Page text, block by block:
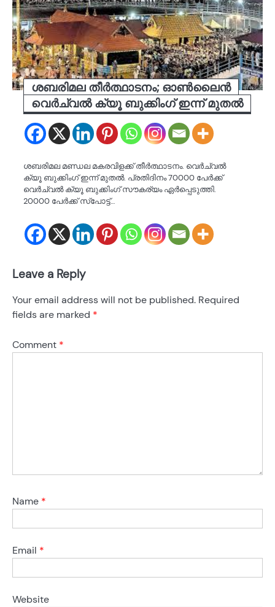
ശബരിമല തീര്‍ത്ഥാടനം; ഓണ്‍ലൈന്‍
വെര്‍ച്വല്‍ ക്യൂ ബുക്കിംഗ് ഇന്ന് മുതല്‍
ശബരിമല മണ്ഡല മകരവിളക്ക് തീര്‍ത്ഥാടനം. വെര്‍ച്വല്‍
ക്യൂ ബുക്കിംഗ് ഇന്ന് മുതല്‍. പ്രതിദിനം 70000 പേര്‍ക്ക്
വെര്‍ച്വല്‍ ക്യൂ ബുക്കിംഗ് സൗകര്യം ഏര്‍പ്പെടുത്തി.
20000 പേര്‍ക്ക് സ്‌പോട്ട്…
Leave a Reply
Your email address will not be published. Required
fields are marked *
Comment *
Name *
Email *
Website